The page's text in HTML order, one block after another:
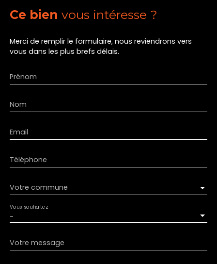
Ce bien vous intéresse ?
Merci de remplir le formulaire, nous reviendrons vers
vous dans les plus brefs délais.
Prénom
Nom
Email
Téléphone
Votre commune
-
Vous souhaitez
Votre message